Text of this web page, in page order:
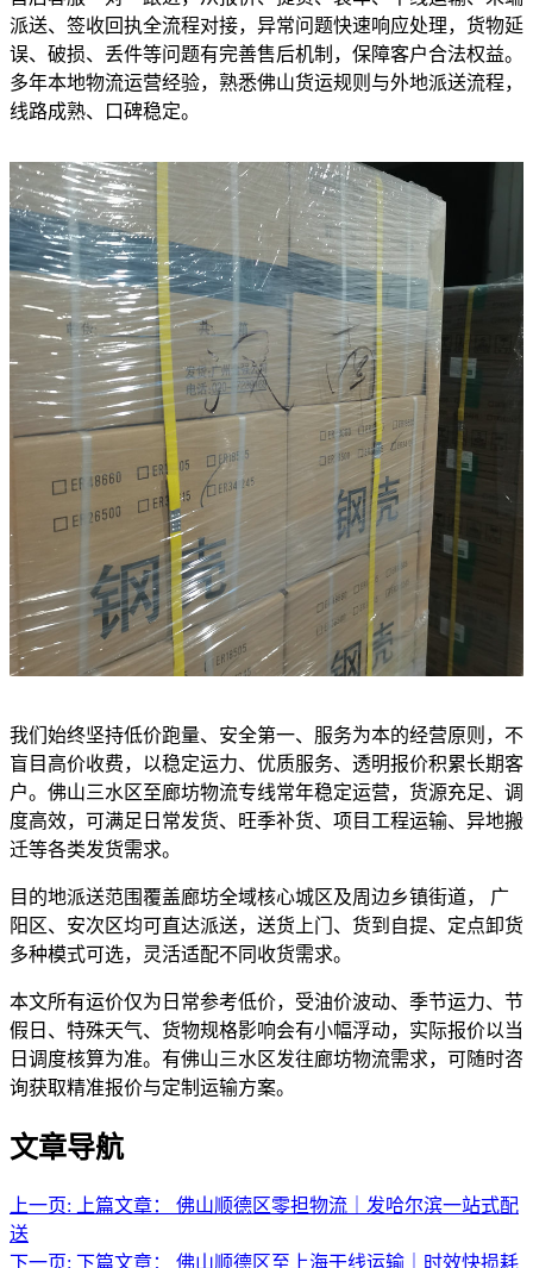
派送、签收回执全流程对接，异常问题快速响应处理，货物延
误、破损、丢件等问题有完善售后机制，保障客户合法权益。
多年本地物流运营经验，熟悉佛山货运规则与外地派送流程，
线路成熟、口碑稳定。
我们始终坚持低价跑量、安全第一、服务为本的经营原则，不
盲目高价收费，以稳定运力、优质服务、透明报价积累长期客
户。佛山三水区至廊坊物流专线常年稳定运营，货源充足、调
度高效，可满足日常发货、旺季补货、项目工程运输、异地搬
迁等各类发货需求。
目的地派送范围覆盖廊坊全域核心城区及周边乡镇街道， 广
阳区、安次区均可直达派送，送货上门、货到自提、定点卸货
多种模式可选，灵活适配不同收货需求。
本文所有运价仅为日常参考低价，受油价波动、季节运力、节
假日、特殊天气、货物规格影响会有小幅浮动，实际报价以当
日调度核算为准。有佛山三水区发往廊坊物流需求，可随时咨
询获取精准报价与定制运输方案。
文章导航
上一页: 上篇文章：
佛山顺德区零担物流｜发哈尔滨一站式配
送
下一页: 下篇文章：
佛山顺德区至上海干线运输｜时效快损耗